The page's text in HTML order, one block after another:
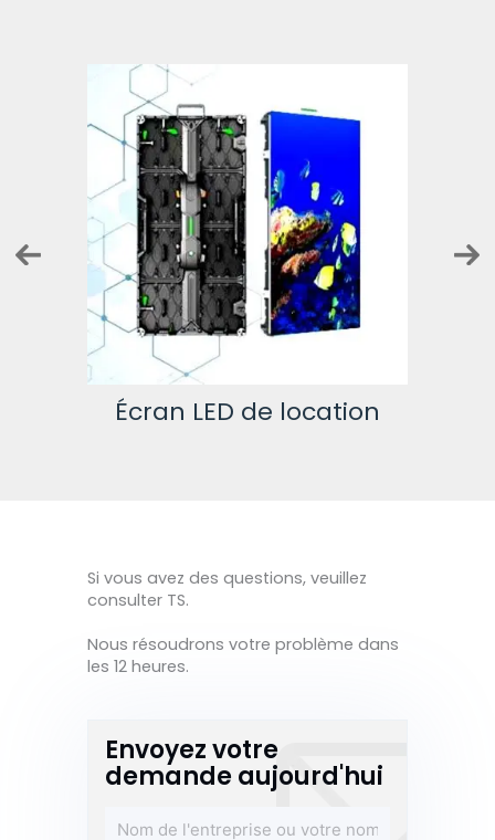
Écran LED fixe
Si vous avez des questions, veuillez
consulter TS.
Nous résoudrons votre problème dans
les 12 heures.
Envoyez votre
demande aujourd'hui